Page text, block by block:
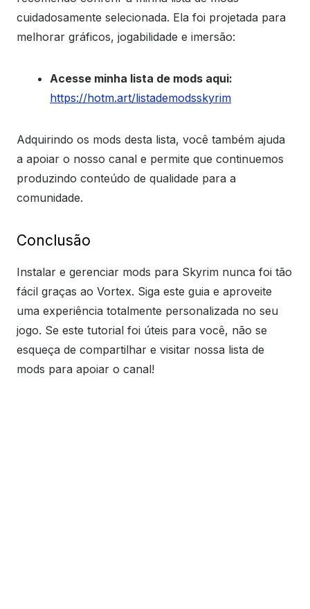
cuidadosamente selecionada. Ela foi projetada para
melhorar gráficos, jogabilidade e imersão:
Acesse minha lista de mods aqui:
https://hotm.art/listademodsskyrim
Adquirindo os mods desta lista, você também ajuda
a apoiar o nosso canal e permite que continuemos
produzindo conteúdo de qualidade para a
comunidade.
Conclusão
Instalar e gerenciar mods para Skyrim nunca foi tão
fácil graças ao Vortex. Siga este guia e aproveite
uma experiência totalmente personalizada no seu
jogo. Se este tutorial foi úteis para você, não se
esqueça de compartilhar e visitar nossa lista de
mods para apoiar o canal!